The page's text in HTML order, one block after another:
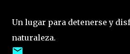
Un lugar para detenerse y
naturaleza.